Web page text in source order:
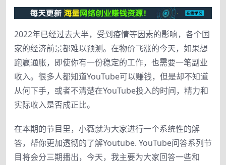
2022年已经过去大半，受到疫情等因素的影响，各个国
家的经济前景都难以预测。在物价飞涨的今天，如果想
跑赢通胀，即使你有一份稳定的工作，也需要一笔副业
收入。很多人都知道YouTube可以赚钱，但是却不知道
从何下手，或者不清楚在YouTube投入的时间，精力和
实际收入是否成正比。
在本期的节目里，小薇就为大家进行一个系统性的解
答，帮你更加透彻的了解Youtube. YouTube问答系列节
目将会分三期播出，今天，我主要为大家回答一些和